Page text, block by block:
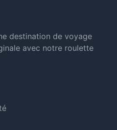
destination de voyage
avec notre roulette